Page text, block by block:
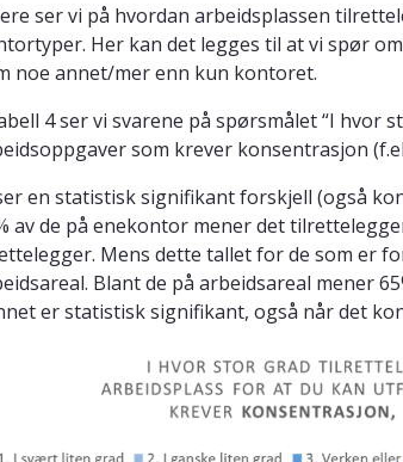
ser vi på hvordan arbeidsplassen
Her kan det legges til at vi spør
noe annet/mer enn kun kontoret.
4 ser vi svarene på spørsmålet “I
som krever konsentrasjon
en statistisk signifikant forskjell (også
av de på enekontor mener det
Mens dette tallet for de som er
Blant de på arbeidsareal mener
er statistisk signifikant, også når det